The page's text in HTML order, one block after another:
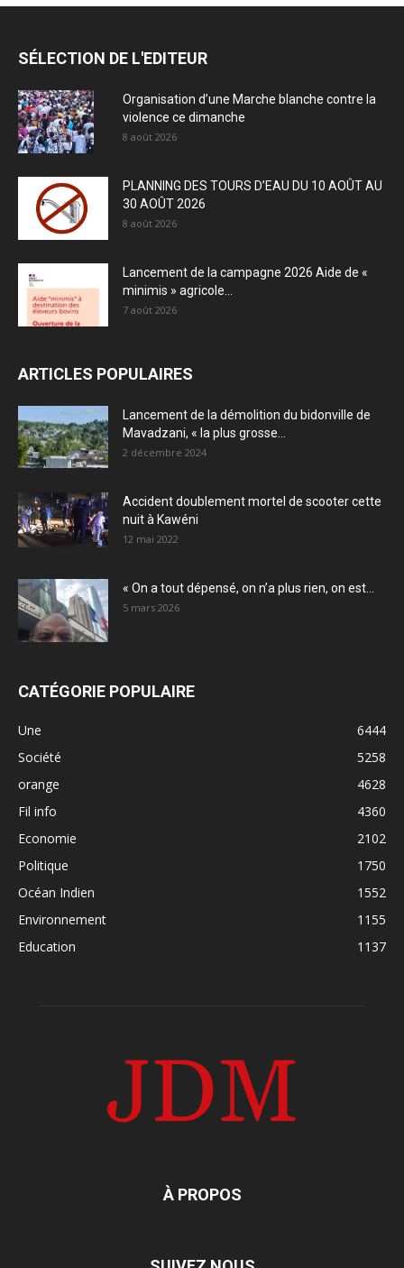
SÉLECTION DE L'EDITEUR
Organisation d’une Marche blanche contre la
violence ce dimanche
8 août 2026
PLANNING DES TOURS D’EAU DU 10 AOÛT AU
30 AOÛT 2026
8 août 2026
Lancement de la campagne 2026 Aide de «
minimis » agricole...
7 août 2026
ARTICLES POPULAIRES
Lancement de la démolition du bidonville de
Mavadzani, « la plus grosse...
2 décembre 2024
Accident doublement mortel de scooter cette
nuit à Kawéni
12 mai 2022
« On a tout dépensé, on n’a plus rien, on est...
5 mars 2026
CATÉGORIE POPULAIRE
Une
6444
Société
5258
orange
4628
Fil info
4360
Economie
2102
Politique
1750
Océan Indien
1552
Environnement
1155
Education
1137
À PROPOS